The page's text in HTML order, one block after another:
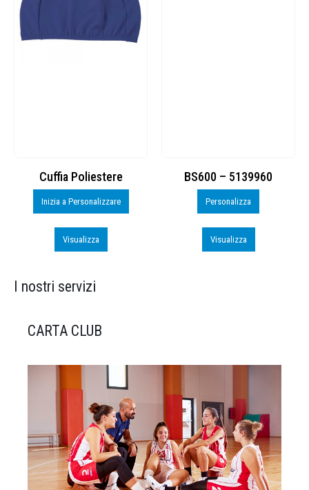
Cuffia Poliestere
Inizia a Personalizzare
Visualizza
BS600 – 5139960
Personalizza
Visualizza
I nostri servizi
CARTA CLUB